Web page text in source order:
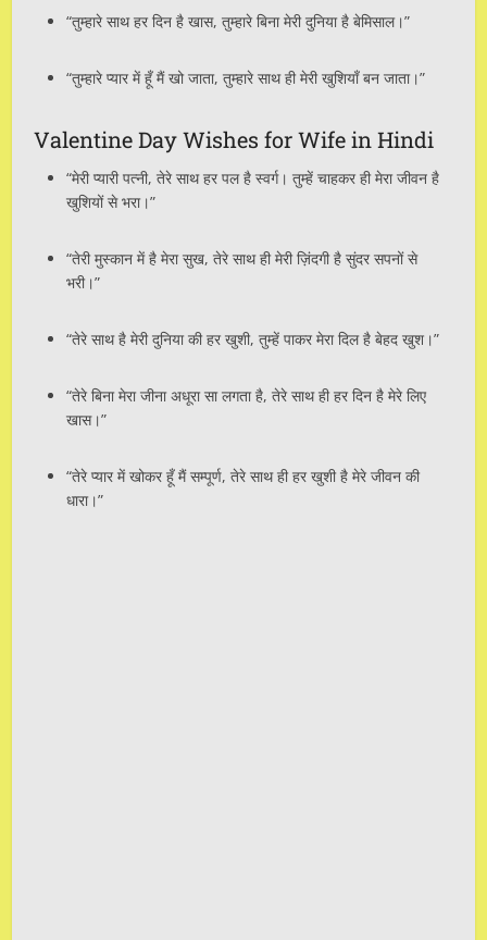
“तुम्हारे साथ हर दिन है खास, तुम्हारे बिना मेरी दुनिया है बेमिसाल।”
“तुम्हारे प्यार में हूँ मैं खो जाता, तुम्हारे साथ ही मेरी खुशियाँ बन जाता।”
Valentine Day Wishes for Wife in Hindi
“मेरी प्यारी पत्नी, तेरे साथ हर पल है स्वर्ग। तुम्हें चाहकर ही मेरा जीवन है
खुशियों से भरा।”
“तेरी मुस्कान में है मेरा सुख, तेरे साथ ही मेरी ज़िंदगी है सुंदर सपनों से
भरी।”
“तेरे साथ है मेरी दुनिया की हर खुशी, तुम्हें पाकर मेरा दिल है बेहद खुश।”
“तेरे बिना मेरा जीना अधूरा सा लगता है, तेरे साथ ही हर दिन है मेरे लिए
खास।”
“तेरे प्यार में खोकर हूँ मैं सम्पूर्ण, तेरे साथ ही हर खुशी है मेरे जीवन की
धारा।”